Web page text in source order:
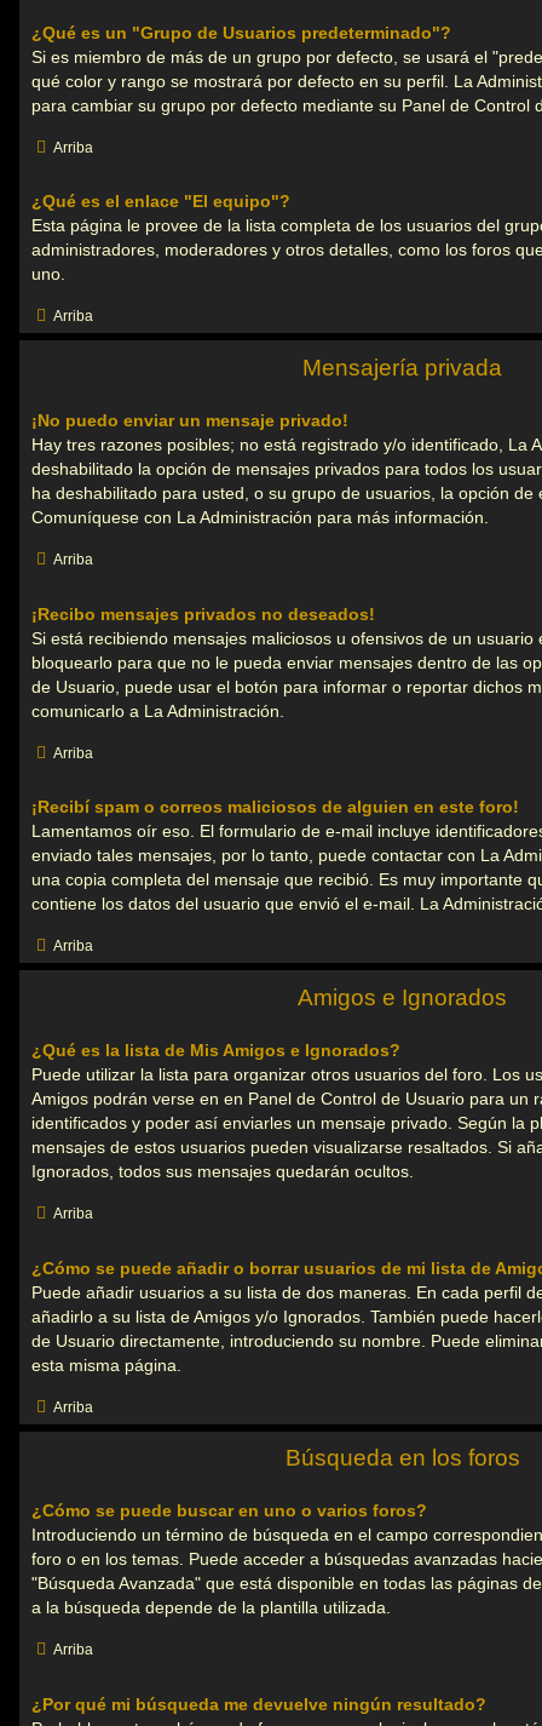
¿Qué es un "Grupo de Usuarios predeterminado"?
Si es miembro de más de un grupo por defecto, se usará el
qué color y rango se mostrará por defecto en su perfil. La
para cambiar su grupo por defecto mediante su Panel de Control
Arriba
¿Qué es el enlace "El equipo"?
Esta página le provee de la lista completa de los usuarios del
administradores, moderadores y otros detalles, como los foros
uno.
Arriba
Mensajería privada
¡No puedo enviar un mensaje privado!
Hay tres razones posibles; no está registrado y/o identificado, La
deshabilitado la opción de mensajes privados para todos los
ha deshabilitado para usted, o su grupo de usuarios, la opción de
Comuníquese con La Administración para más información.
Arriba
¡Recibo mensajes privados no deseados!
Si está recibiendo mensajes maliciosos u ofensivos de un usuario
bloquearlo para que no le pueda enviar mensajes dentro de las
de Usuario, puede usar el botón para informar o reportar dichos
comunicarlo a La Administración.
Arriba
¡Recibí spam o correos maliciosos de alguien en este foro!
Lamentamos oír eso. El formulario de e-mail incluye
enviado tales mensajes, por lo tanto, puede contactar con La
una copia completa del mensaje que recibió. Es muy importante
contiene los datos del usuario que envió el e-mail. La
Arriba
Amigos e Ignorados
¿Qué es la lista de Mis Amigos e Ignorados?
Puede utilizar la lista para organizar otros usuarios del foro. Los
Amigos podrán verse en en Panel de Control de Usuario para un
identificados y poder así enviarles un mensaje privado. Según la
mensajes de estos usuarios pueden visualizarse resaltados. Si
Ignorados, todos sus mensajes quedarán ocultos.
Arriba
¿Cómo se puede añadir o borrar usuarios de mi lista de
Puede añadir usuarios a su lista de dos maneras. En cada perfil
añadirlo a su lista de Amigos y/o Ignorados. También puede
de Usuario directamente, introduciendo su nombre. Puede
esta misma página.
Arriba
Búsqueda en los foros
¿Cómo se puede buscar en uno o varios foros?
Introduciendo un término de búsqueda en el campo
foro o en los temas. Puede acceder a búsquedas avanzadas
"Búsqueda Avanzada" que está disponible en todas las páginas
a la búsqueda depende de la plantilla utilizada.
Arriba
¿Por qué mi búsqueda me devuelve ningún resultado?